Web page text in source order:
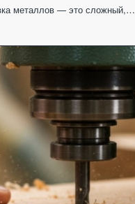
металлов — это сложный,…